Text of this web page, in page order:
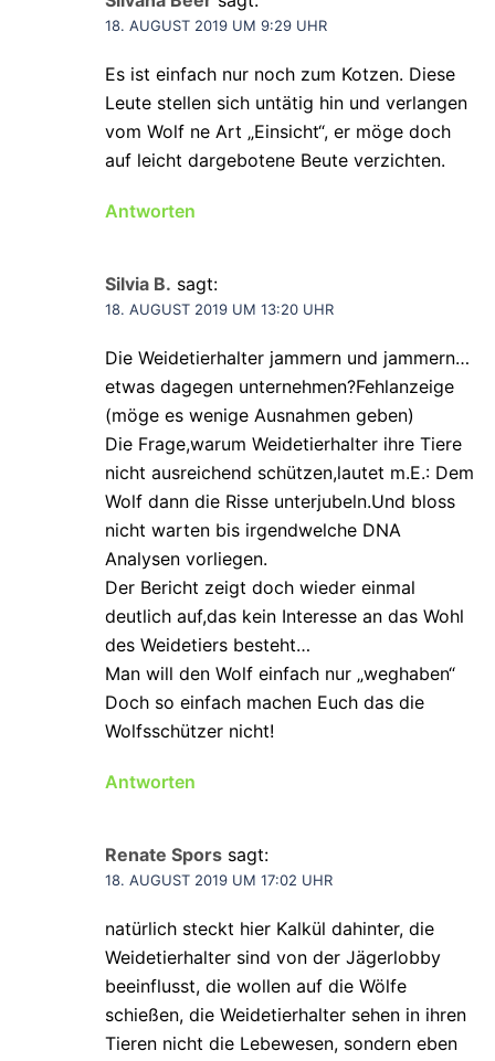
18. AUGUST 2019 UM 9:29 UHR
Es ist einfach nur noch zum Kotzen. Diese
Leute stellen sich untätig hin und verlangen
vom Wolf ne Art „Einsicht“, er möge doch
auf leicht dargebotene Beute verzichten.
Antworten
Silvia B. sagt:
18. AUGUST 2019 UM 13:20 UHR
Die Weidetierhalter jammern und jammern…
etwas dagegen unternehmen?Fehlanzeige
(möge es wenige Ausnahmen geben)
Die Frage,warum Weidetierhalter ihre Tiere
nicht ausreichend schützen,lautet m.E.: Dem
Wolf dann die Risse unterjubeln.Und bloss
nicht warten bis irgendwelche DNA
Analysen vorliegen.
Der Bericht zeigt doch wieder einmal
deutlich auf,das kein Interesse an das Wohl
des Weidetiers besteht…
Man will den Wolf einfach nur „weghaben“
Doch so einfach machen Euch das die
Wolfsschützer nicht!
Antworten
Renate Spors sagt:
18. AUGUST 2019 UM 17:02 UHR
natürlich steckt hier Kalkül dahinter, die
Weidetierhalter sind von der Jägerlobby
beeinflusst, die wollen auf die Wölfe
schießen, die Weidetierhalter sehen in ihren
Tieren nicht die Lebewesen, sondern eben